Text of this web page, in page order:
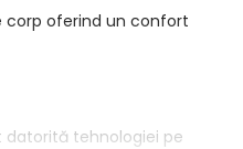
corp oferind un confort
tehnologiei pe